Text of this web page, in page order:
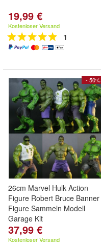
19,99 €
Kostenloser Versand
1
- 50%
26cm Marvel Hulk Action
Figure Robert Bruce Banner
Figure Sammeln Modell
Garage Kit
37,99 €
Kostenloser Versand